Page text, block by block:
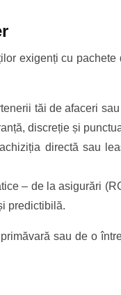
exigenți cu
tăi de afaceri
discreție și
directă sau
– de la asigurări
predictibilă.
sau de o